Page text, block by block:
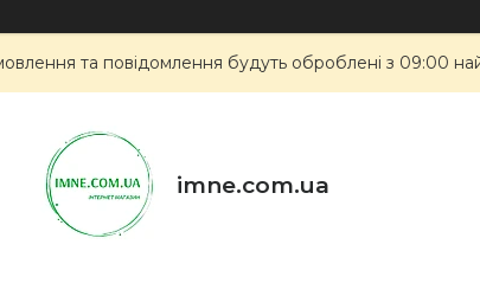
та повідомлення будуть оброблені з 09:00
imne.com.ua